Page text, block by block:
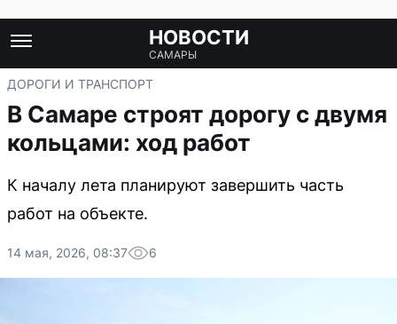
НОВОСТИ
САМАРЫ
ДОРОГИ И ТРАНСПОРТ
В Самаре строят дорогу с двумя
кольцами: ход работ
К началу лета планируют завершить часть
работ на объекте.
14 мая, 2026, 08:37 6